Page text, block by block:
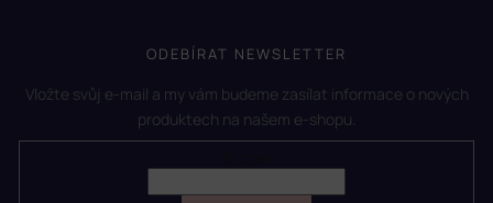
ODEBÍRAT NEWSLETTER
Vložte svůj e-mail a my vám budeme zasílat informace o nových
produktech na našem e-shopu.